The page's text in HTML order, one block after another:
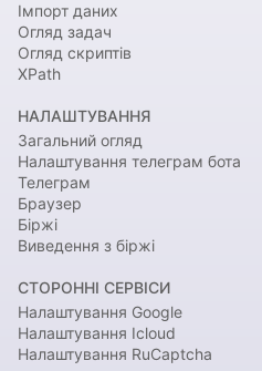
Імпорт даних
Огляд задач
Огляд скриптів
XPath
НАЛАШТУВАННЯ
Загальний огляд
Налаштування телеграм бота
Телеграм
Браузер
Біржі
Виведення з біржі
СТОРОННІ СЕРВІСИ
Налаштування Google
Налаштування Icloud
Налаштування RuCaptcha